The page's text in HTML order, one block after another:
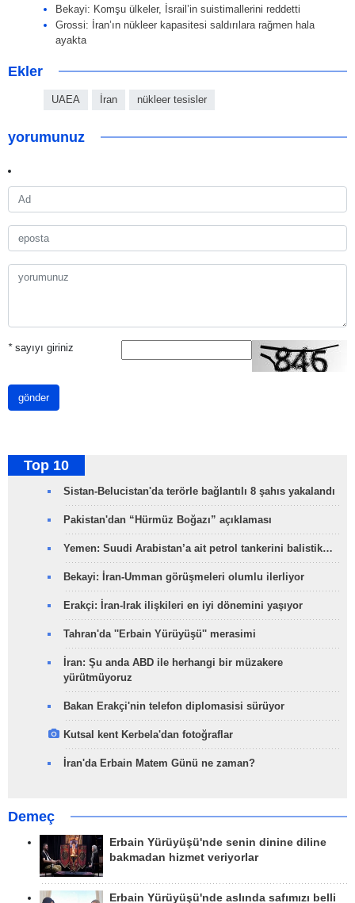
Bekayi: Komşu ülkeler, İsrail’in suistimallerini reddetti
Grossi: İran’ın nükleer kapasitesi saldırılara rağmen hala
ayakta
Ekler
UAEA İran nükleer tesisler
yorumunuz
*sayıyı giriniz
gönder
Top 10
Sistan-Belucistan'da terörle bağlantılı 8 şahıs yakalandı
Pakistan'dan “Hürmüz Boğazı” açıklaması
Yemen: Suudi Arabistan’a ait petrol tankerini balistik…
Bekayi: İran-Umman görüşmeleri olumlu ilerliyor
Erakçi: İran-Irak ilişkileri en iyi dönemini yaşıyor
Tahran'da ''Erbain Yürüyüşü'' merasimi
İran: Şu anda ABD ile herhangi bir müzakere
yürütmüyoruz
Bakan Erakçi'nin telefon diplomasisi sürüyor
Kutsal kent Kerbela'dan fotoğraflar
İran'da Erbain Matem Günü ne zaman?
Demeç
Erbain Yürüyüşü'nde senin dinine diline
bakmadan hizmet veriyorlar
Erbain Yürüyüşü'nde aslında safımızı belli